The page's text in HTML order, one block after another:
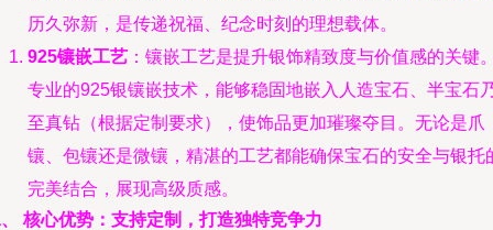
历久弥新，是传递祝福、纪念时刻的理想载体。
925镶嵌工艺 ：镶嵌工艺是提升银饰精致度与价值感的关键
专业的925银镶嵌技术，能够稳固地嵌入人造宝石、半宝石
至真钻（根据定制要求），使饰品更加璀璨夺目。无论是爪
镶、包镶还是微镶，精湛的工艺都能确保宝石的安全与银托
完美结合，展现高级质感。
核心优势：支持定制，打造独特竞争力